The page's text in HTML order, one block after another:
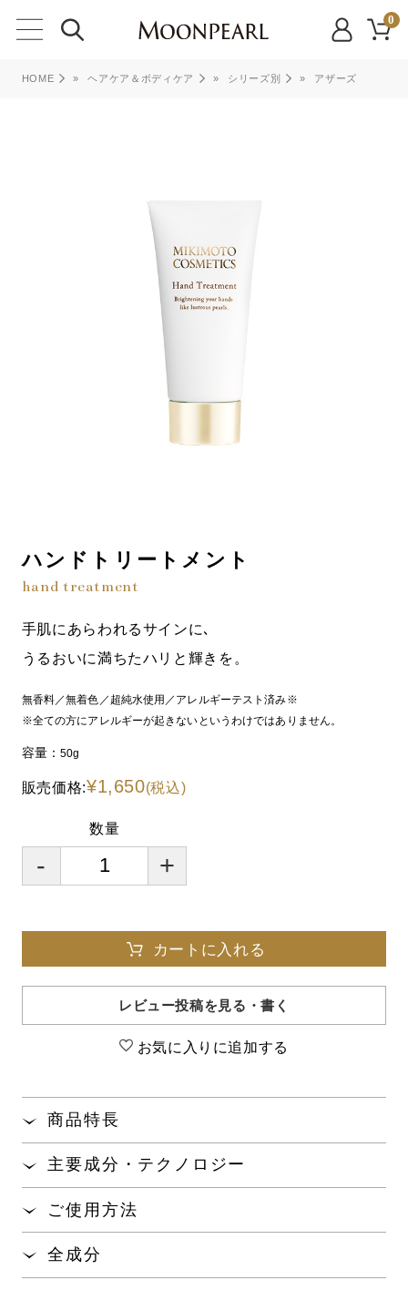
0
HOME » ヘアケア＆ボディケア » シリーズ別 » アザーズ
ハンドトリートメント
hand treatment
手肌にあらわれるサインに､
うるおいに満ちたハリと輝きを。
無香料／無着色／超純水使用／アレルギーテスト済み※
※全ての方にアレルギーが起きないというわけではありません。
容量：50g
販売価格:¥1,650(税込)
数量
- +
カートに入れる
レビュー投稿を見る・書く
お気に入りに追加する
商品特長
と透明感を与えるハンドトリートメントです。
真珠のように艶やかで、うるおいのあるふっくらと
した手肌に整えます。
主要成分・テクノロジー
にヴェールを形成し、みずみずしいうるおいを保持
します。
ご使用方法
い。
全成分